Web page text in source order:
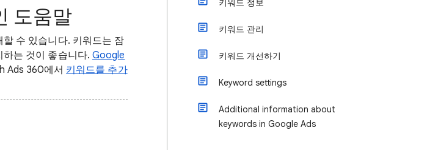
도움말
수 있습니다. 키워드는 잠
는 것이 좋습니다. Google
Ads 360에서 키워드를 추가
키워드 정보
키워드 관리
키워드 개선하기
Keyword settings
Additional information about
keywords in Google Ads